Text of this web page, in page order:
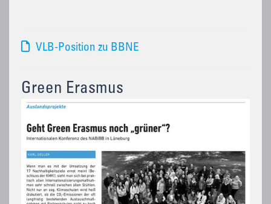
VLB-Position zu BBNE
Green Erasmus